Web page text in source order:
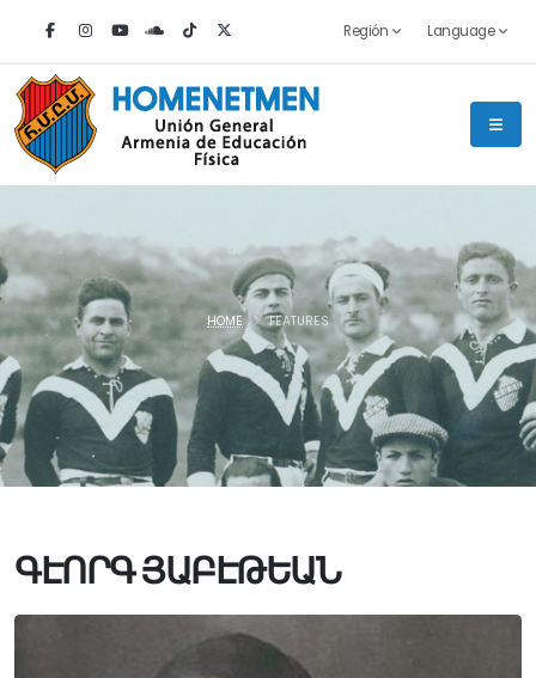
Región Language
HOME FEATURES
ԳԷՈՐԳ ՅԱԲԷԹԵԱՆ